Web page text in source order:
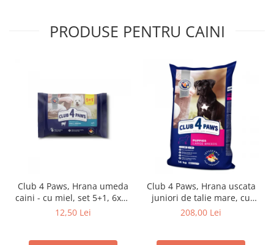
PRODUSE PENTRU CAINI
Club 4 Paws, Hrana umeda
caini - cu miel, set 5+1, 6x80
g
12,50 Lei
Club 4 Paws, Hrana uscata
juniori de talie mare, cu
pui, 14kg
208,00 Lei